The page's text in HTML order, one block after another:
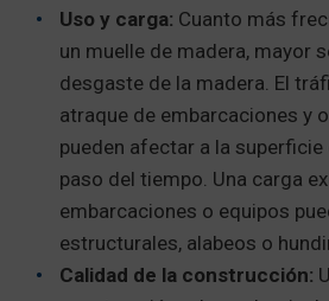
Uso y carga: Cuanto más
un muelle de madera, mayor
desgaste de la madera. El
atraque de embarcaciones y
pueden afectar a la superficie
paso del tiempo. Una carga
embarcaciones o equipos
estructurales, alabeos o
Calidad de la construcción: